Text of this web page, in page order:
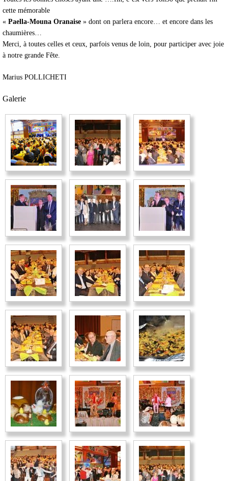
cette mémorable
« Paella-Mouna Oranaise » dont on parlera encore… et encore dans les
chaumières…
Merci, à toutes celles et ceux, parfois venus de loin, pour participer avec joie
à notre grande Fête.
Marius POLLICHETI
Galerie